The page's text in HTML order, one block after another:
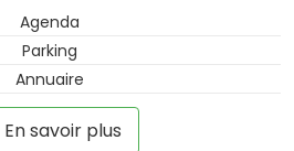
Agenda
Parking
Annuaire
En savoir plus